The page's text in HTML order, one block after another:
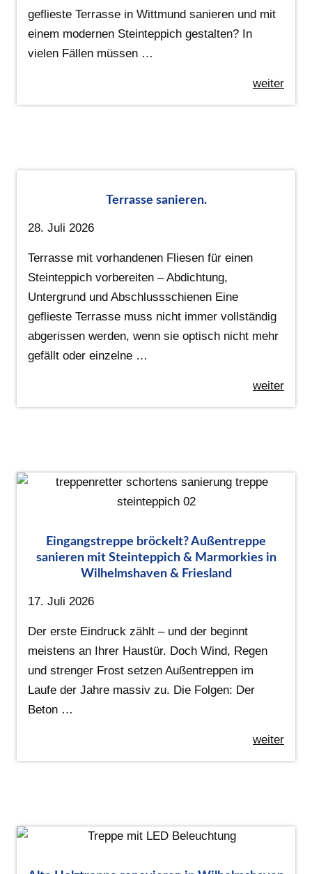
geflieste Terrasse in Wittmund sanieren und mit
einem modernen Steinteppich gestalten? In
vielen Fällen müssen …
weiter
Terrasse sanieren.
28. Juli 2026
Terrasse mit vorhandenen Fliesen für einen
Steinteppich vorbereiten – Abdichtung,
Untergrund und Abschlussschienen Eine
geflieste Terrasse muss nicht immer vollständig
abgerissen werden, wenn sie optisch nicht mehr
gefällt oder einzelne …
weiter
Eingangstreppe bröckelt? Außentreppe
sanieren mit Steinteppich & Marmorkies in
Wilhelmshaven & Friesland
17. Juli 2026
Der erste Eindruck zählt – und der beginnt
meistens an Ihrer Haustür. Doch Wind, Regen
und strenger Frost setzen Außentreppen im
Laufe der Jahre massiv zu. Die Folgen: Der
Beton …
weiter